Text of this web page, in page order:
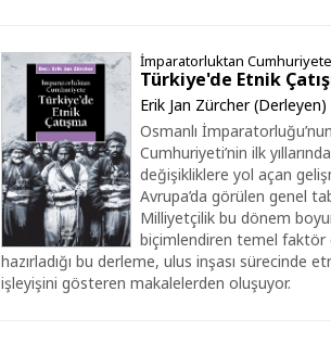
İmparatorluktan Cumhuriyete
Türkiye'de Etnik
Erik Jan Zürcher (Derleyen)
Osmanlı
Cumhuriyeti’nin ilk
değişikliklere yol açan
Avrupa’da görülen genel
Milliyetçilik bu dönem
biçimlendiren temel faktör
hazırladığı bu derleme, ulus inşası sürecinde
işleyişini gösteren makalelerden oluşuyor.